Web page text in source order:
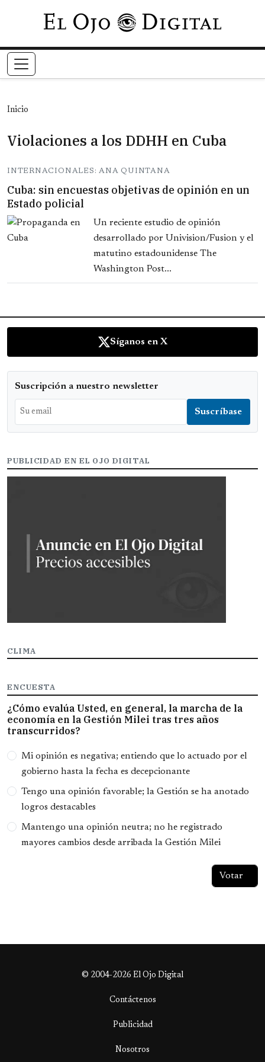
Pasar al contenido principal
Inicio
Violaciones a los DDHH en Cuba
INTERNACIONALES: ANA QUINTANA
Cuba: sin encuestas objetivas de opinión en un
Estado policial
Un reciente estudio de opinión
desarrollado por Univision/Fusion y el
matutino estadounidense The
Washington Post...
Síganos en X
Suscripción a nuestro newsletter
PUBLICIDAD EN EL OJO DIGITAL
CLIMA
ENCUESTA
¿Cómo evalúa Usted, en general, la marcha de la
economía en la Gestión Milei tras tres años
transcurridos?
Opciones
Mi opinión es negativa; entiendo que lo actuado por el
gobierno hasta la fecha es decepcionante
Tengo una opinión favorable; la Gestión se ha anotado
logros destacables
Mantengo una opinión neutra; no he registrado
mayores cambios desde arribada la Gestión Milei
© 2004-2026 El Ojo Digital
Contáctenos
Publicidad
Nosotros